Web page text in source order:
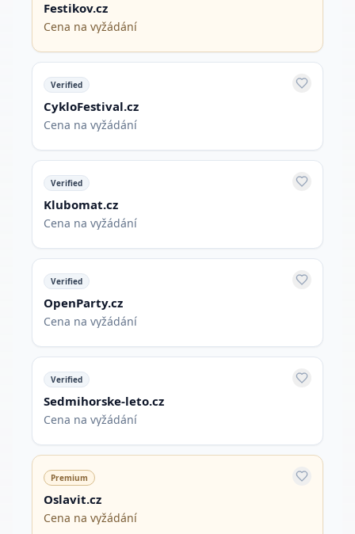
Festikov.cz
Cena na vyžádání
Verified
CykloFestival.cz
Cena na vyžádání
Verified
Klubomat.cz
Cena na vyžádání
Verified
OpenParty.cz
Cena na vyžádání
Verified
Sedmihorske-leto.cz
Cena na vyžádání
Premium
Oslavit.cz
Cena na vyžádání